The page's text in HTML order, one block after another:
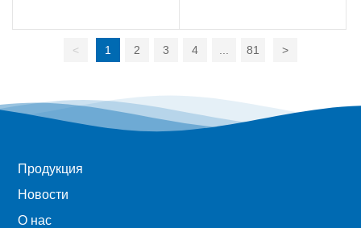
< 1 2 3 4 81 >
Продукция
Новости
О нас